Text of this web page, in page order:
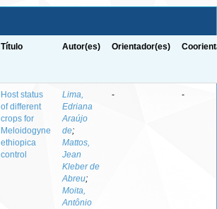
Título Autor(es) Orientador(es)
Host status
of different
crops for
Meloidogyne
ethiopica
control
Lima,
Edriana
Araújo
de;
Mattos,
Jean
Kleber de
Abreu;
Moita,
Antônio
- -